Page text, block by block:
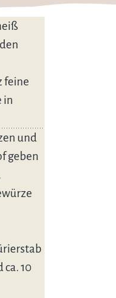
feine
in
und
geben
10